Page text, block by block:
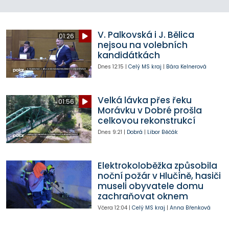
01:26
V. Palkovská i J. Bělica
nejsou na volebních
kandidátkách
Dnes 12:15 | Celý MS kraj | Bára Kelnerová
01:56
Velká lávka přes řeku
Morávku v Dobré prošla
celkovou rekonstrukcí
Dnes 9:21 | Dobrá | Libor Běčák
Elektrokoloběžka způsobila
noční požár v Hlučíně, hasiči
museli obyvatele domu
zachraňovat oknem
Včera 12:04| Celý MS kraj | Anna Břenková